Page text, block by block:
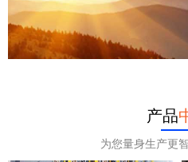
产品
为您量身生产更